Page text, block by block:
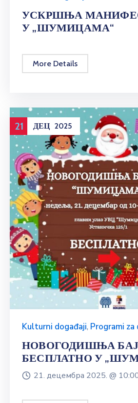
УСКРШЊА
У „ШУМИЦАМА“
More Details
21 ДЕЦ 2025
Kulturni događaji, Programi za
НОВОГОДИШЊА
БЕСПЛАТНО У
21. децембра 2025. @